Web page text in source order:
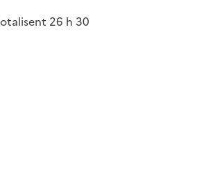
26 h 30